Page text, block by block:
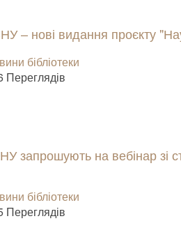
– нові видання проєкту
бібліотеки
Пере­гля­дів
запрошують на вебінар зі
бібліотеки
Пере­гля­дів